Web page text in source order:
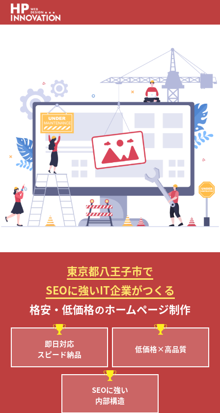
東京都八王子市で
SEOに強いIT企業がつくる
格安・低価格のホームページ制作
即日対応
スピード納品
低価格×高品質
SEOに強い
内部構造